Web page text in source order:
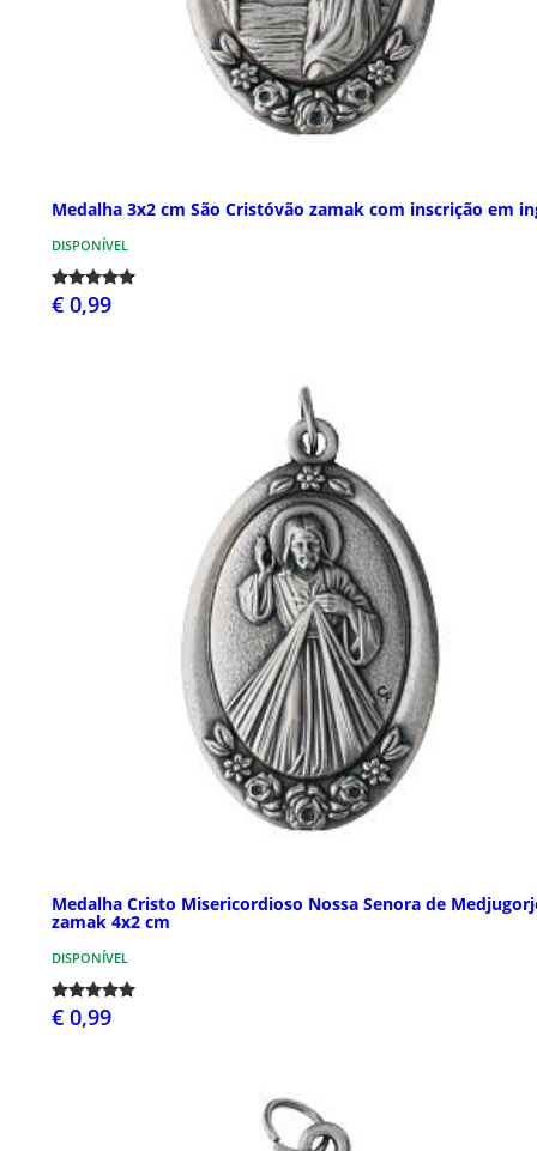
Medalha 3x2 cm São Cristóvão zamak com inscrição em
DISPONÍVEL
€ 0,99
Medalha Cristo Misericordioso Nossa Senora de
zamak 4x2 cm
DISPONÍVEL
€ 0,99